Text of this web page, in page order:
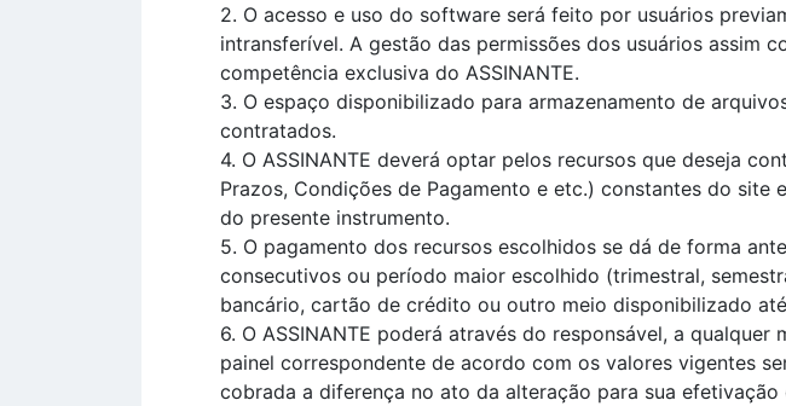
2. O acesso e uso do software será feito por usuários
intransferível. A gestão das permissões dos usuários assim
competência exclusiva do ASSINANTE.
3. O espaço disponibilizado para armazenamento de
contratados.
4. O ASSINANTE deverá optar pelos recursos que deseja
Prazos, Condições de Pagamento e etc.) constantes do site
do presente instrumento.
5. O pagamento dos recursos escolhidos se dá de forma
consecutivos ou período maior escolhido (trimestral,
bancário, cartão de crédito ou outro meio disponibilizado
6. O ASSINANTE poderá através do responsável, a
painel correspondente de acordo com os valores vigentes
cobrada a diferença no ato da alteração para sua